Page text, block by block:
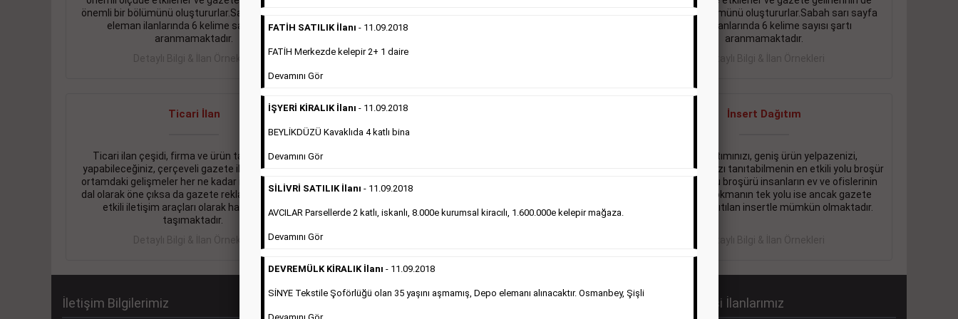
önemli bir bölümünü oluştururlar.Sabah sarı sayfa
eleman ilanlarında 6 kelime sayısı şartı
aranmamaktadır.
Detaylı Bilgi & İlan Örnekleri
eleman ilanlarında 6 kelime sayısı şartı
önemli bir bölümünü oluştururlar.Sabah sarı sayfa
eleman ilanlarında 6 kelime sayısı şartı
aranmamaktadır.
Detaylı Bilgi & İlan Örnekleri
Ticari İlan
Ticari ilan çeşidi, firma ve ürün tanıtımlarınızı
yapabileceğiniz, çerçeveli gazete ilanlarıdır. Dijital
ortamdaki gelişmeler her ne kadar ihtiyacın arttığı
dal olarak öne çıksa da gazete reklamları halen en
etkili iletişim araçları olarak hayati önem
taşımaktadır.
Detaylı Bilgi & İlan Örnekleri
ilanlara göre daha ekonomiktir.
İnsert Dağıtım
Firma tanıtımınızı, geniş ürün yelpazenizi,
promosyonlarınızı tanıtabilmenin en etkili yolu broşür
dağıtmaktır. Bu broşürü insanların ev ve ofislerinin
içine kadar sokmanın tek yolu ise ancak gazete
içerisinde dağıtılan insertle mümkün olmaktadır.
Detaylı Bilgi & İlan Örnekleri
İletişim Bilgilerimiz Kampanyalarımız Sabah Gazetesi İlanlarımız
FATİH SATILIK İlanı - 11.09.2018
FATİH Merkezde kelepir 2+ 1 daire
Devamını Gör
İŞYERİ KİRALIK İlanı - 11.09.2018
BEYLİKDÜZÜ Kavaklıda 4 katlı bina
Devamını Gör
SİLİVRİ SATILIK İlanı - 11.09.2018
AVCILAR Parsellerde 2 katlı, iskanlı, 8.000e kurumsal kiracılı, 1.600.000e kelepir mağaza.
Devamını Gör
DEVREMÜLK KİRALIK İlanı - 11.09.2018
SİNYE Tekstile Şoförlüğü olan 35 yaşını aşmamış, Depo elemanı alınacaktır. Osmanbey, Şişli